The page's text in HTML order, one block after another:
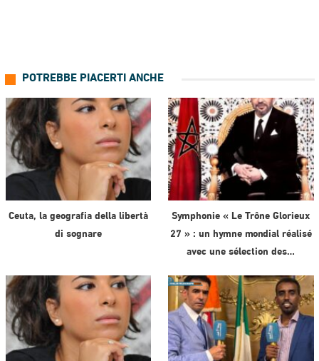
POTREBBE PIACERTI ANCHE
Ceuta, la geografia della libertà
di sognare
Symphonie « Le Trône Glorieux
27 » : un hymne mondial réalisé
avec une sélection des…